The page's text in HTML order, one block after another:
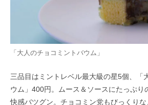
「大人のチョコミントバウム」
三品目はミントレベル最大級の星5個、「
ウム」400円。ムース＆ソースにたっぷり
快感バツグン。チョコミン党もびっくり